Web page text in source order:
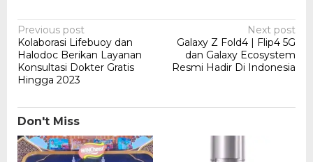
Post
navigation
Previous post
Kolaborasi Lifebuoy dan
Halodoc Berikan Layanan
Konsultasi Dokter Gratis
Hingga 2023
Next post
Galaxy Z Fold4 | Flip4 5G
dan Galaxy Ecosystem
Resmi Hadir Di Indonesia
Don't Miss